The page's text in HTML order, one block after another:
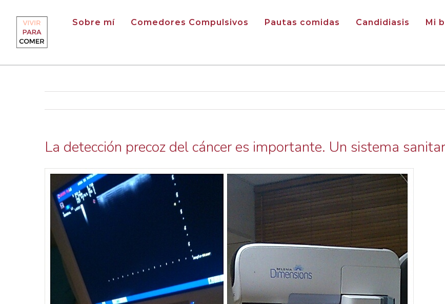
contenido
Sobre mí Comedores Compulsivos Pautas comidas Candidiasis Mi
La detección precoz del cáncer es importante. Un sistema